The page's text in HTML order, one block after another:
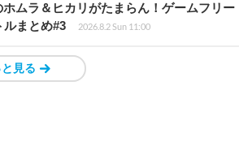
ムラ＆ヒカリがたまらん！ゲームフリー
ルまとめ#3
2026.8.2 Sun 11:00
見る